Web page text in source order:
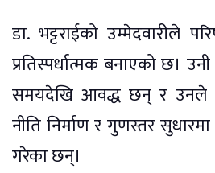
डा. भट्टराईको उम्मेदवारीले
प्रतिस्पर्धात्मक बनाएको छ।
समयदेखि आवद्ध छन् र उनले
नीति निर्माण र गुणस्तर
गरेका छन्।